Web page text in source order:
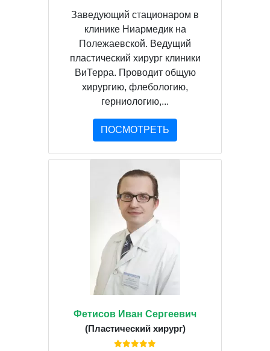
Заведующий стационаром в
клинике Ниармедик на
Полежаевской. Ведущий
пластический хирург клиники
ВиТерра. Проводит общую
хирургию, флебологию,
герниологию,...
ПОСМОТРЕТЬ
Фетисов Иван Сергеевич
(Пластический хирург)